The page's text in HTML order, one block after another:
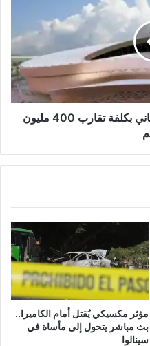
فاس تعيد بناء ملعب الحسن الثاني بكلفة تقارب 400 مليون
مؤثر مكسيكي يُقتل أمام الكاميرا..
بث مباشر يتحول إلى مأساة في
سينالوا